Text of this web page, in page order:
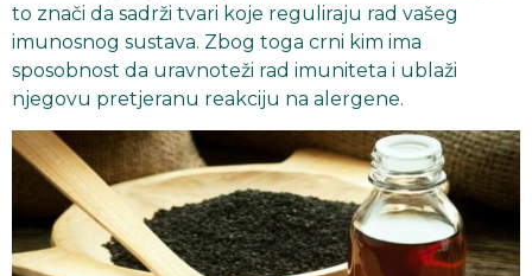
to znači da sadrži tvari koje reguliraju rad vašeg
imunosnog sustava. Zbog toga crni kim ima
sposobnost da uravnoteži rad imuniteta i ublaži
njegovu pretjeranu reakciju na alergene.